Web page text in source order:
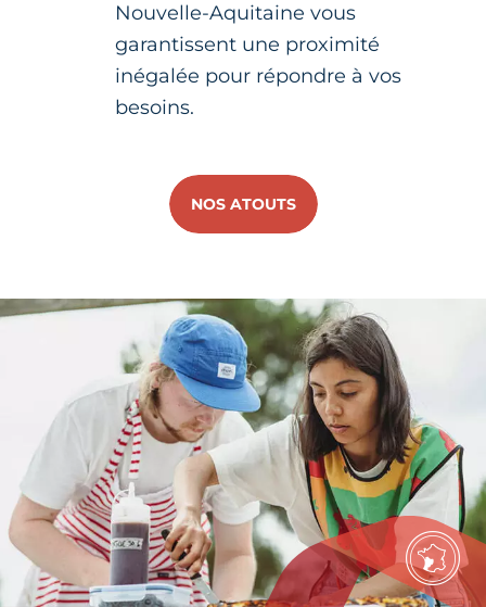
Nouvelle-Aquitaine vous
garantissent une proximité
inégalée pour répondre à vos
besoins.
NOS ATOUTS